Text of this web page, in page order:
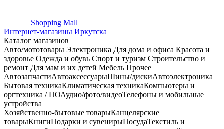
Shopping Mall
Интернет-магазины Иркутска
Каталог магазинов
Авто/мототовары Электроника Для дома и офиса Красота и
здоровье Одежда и обувь Спорт и туризм Строительство и
ремонт Для мам и их детей Мебель Прочее
АвтозапчастиАвтоаксессуарыШины/дискиАвтоэлектроника
Бытовая техникаКлиматическая техникаКомпьютеры и
оргтехника / ПОАудио/фото/видеоТелефоны и мобильные
устройства
Хозяйственно-бытовые товарыКанцелярские
товарыКнигиПодарки и сувенирыПосудаТекстиль и